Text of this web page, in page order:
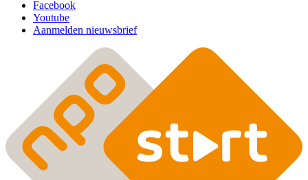
Facebook
Youtube
Aanmelden nieuwsbrief